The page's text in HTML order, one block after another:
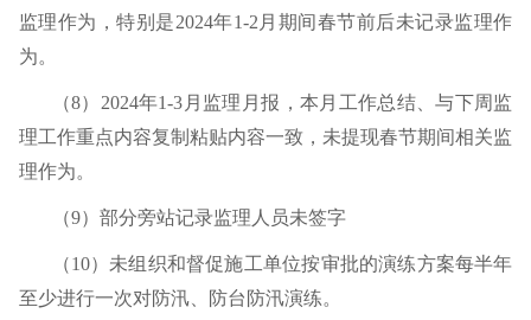
监理作为，特别是2024年1-2 月期间春节前后未记录监理作
为。
（8） 2024年1-3 月监理月报，本月工作总结、与下周监
理工作重点内容复制粘贴内容一致，未提现春节期间相关监
理作为。
（9）部分旁站记录监理人员未签字
（10）未组织和督促施工单位按审批的演练方案每半年
至少进行一次对防汛、防台防汛演练。